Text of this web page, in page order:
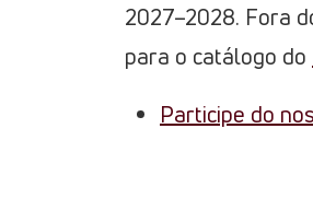
2027–2028. Fora
para o catálogo do
Participe do